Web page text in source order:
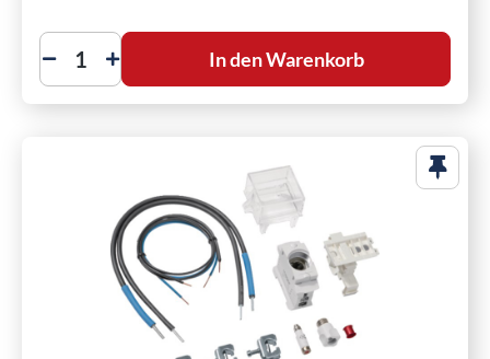
In den Warenkorb